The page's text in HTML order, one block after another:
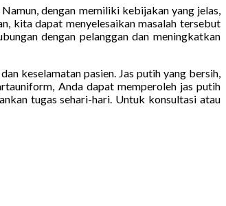
dengan memiliki kebijakan yang jelas,
kita dapat menyelesaikan masalah tersebut
dengan pelanggan dan meningkatkan
keselamatan pasien. Jas putih yang bersih,
Anda dapat memperoleh jas putih
tugas sehari-hari. Untuk konsultasi atau